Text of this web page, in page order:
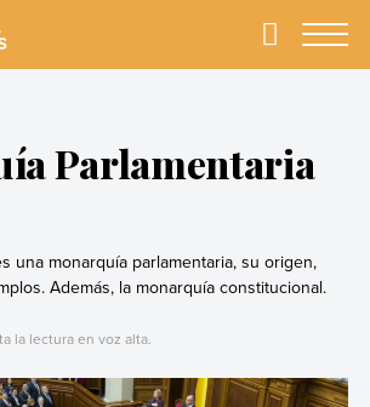
Primary
Parlamentaria
una monarquía parlamentaria, su origen,
Además, la monarquía constitucional.
la lectura en voz alta.